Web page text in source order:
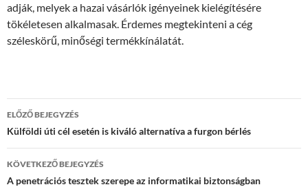
adják, melyek a hazai vásárlók igényeinek kielégítésére
tökéletesen alkalmasak. Érdemes megtekinteni a cég
széleskörű, minőségi termékkínálatát.
Bejegyzés
navigáció
ELŐZŐ BEJEGYZÉS
Külföldi úti cél esetén is kiváló alternatíva a furgon bérlés
KÖVETKEZŐ BEJEGYZÉS
A penetrációs tesztek szerepe az informatikai biztonságban